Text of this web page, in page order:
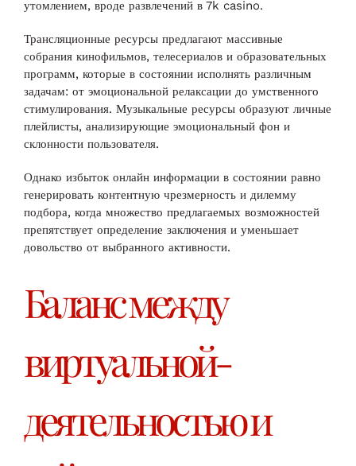
утомлением, вроде развлечений в 7k casino.
Трансляционные ресурсы предлагают массивные
собрания кинофильмов, телесериалов и образовательных
программ, которые в состоянии исполнять различным
задачам: от эмоциональной релаксации до умственного
стимулирования. Музыкальные ресурсы образуют личные
плейлисты, анализирующие эмоциональный фон и
склонности пользователя.
Однако избыток онлайн информации в состоянии равно
генерировать контентную чрезмерность и дилемму
подбора, когда множество предлагаемых возможностей
препятствует определение заключения и уменьшает
довольство от выбранного активности.
Баланс между
виртуальной-
деятельностью и